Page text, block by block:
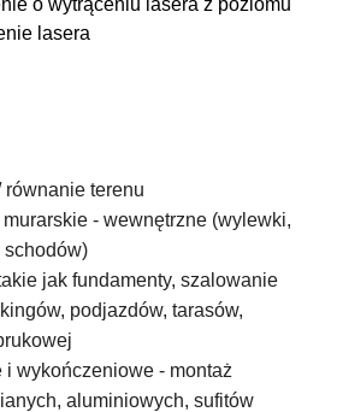
lasera
równanie terenu
- wewnętrzne (wylewki,
schodów)
jak fundamenty, szalowanie
podjazdów, tarasów,
i wykończeniowe - montaż
aluminiowych, sufitów